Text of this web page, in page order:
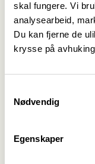
skal fungere. Vi
analysearbeid,
Du kan fjerne de
krysse på
Nødvendig
Egenskaper
Om du opptatt
kan du også ta
link nedenfor for
https://
Det er
kunne finne